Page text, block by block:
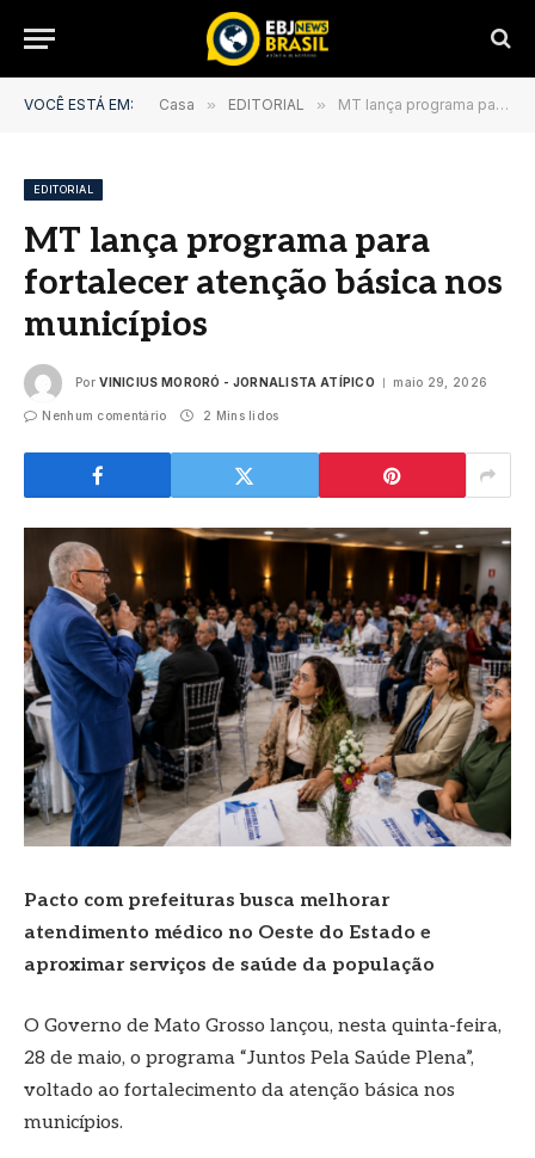
VOCÊ ESTÁ EM: Casa » EDITORIAL » MT lança programa para fortalecer atenção básica nos municípios
EDITORIAL
MT lança programa para
fortalecer atenção básica nos
municípios
Por VINICIUS MORORÓ - JORNALISTA ATÍPICO maio 29, 2026
Nenhum comentário 2 Mins lidos
Pacto com prefeituras busca melhorar
atendimento médico no Oeste do Estado e
aproximar serviços de saúde da população
O Governo de Mato Grosso lançou, nesta quinta-feira,
28 de maio, o programa “Juntos Pela Saúde Plena”,
voltado ao fortalecimento da atenção básica nos
municípios.